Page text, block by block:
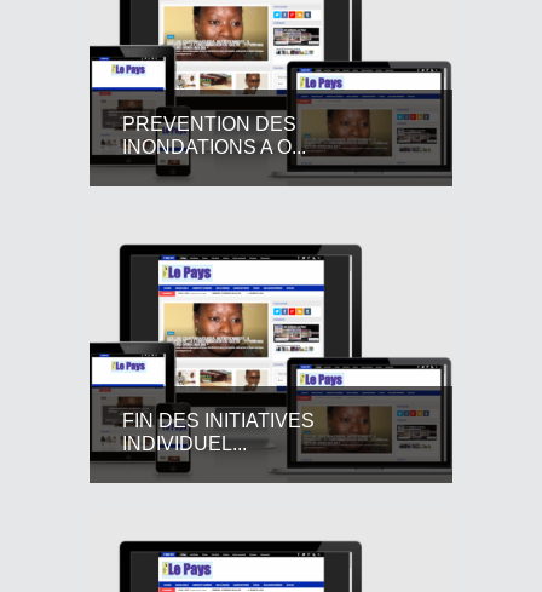
PREVENTION DES
INONDATIONS A O...
FIN DES INITIATIVES
INDIVIDUEL...